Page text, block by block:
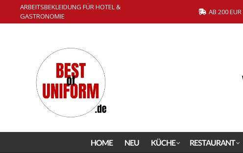
Zur Hauptnavigation springen
ARBEITSBEKLEIDUNG FÜR HOTEL &
GASTRONOMIE
AB 200 EUR
HOME NEU KÜCHE RESTAURANT